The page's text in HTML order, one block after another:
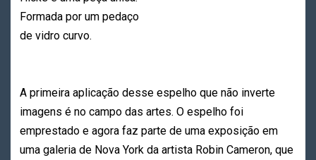
Formada por um pedaço
de vidro curvo.
A primeira aplicação desse espelho que não inverte
imagens é no campo das artes. O espelho foi
emprestado e agora faz parte de uma exposição em
uma galeria de Nova York da artista Robin Cameron, que